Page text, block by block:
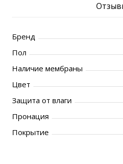
Бренд
Пол
Наличие мембраны
Цвет
Защита от влаги
Пронация
Покрытие